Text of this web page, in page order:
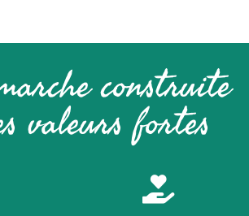
construite
valeurs fortes